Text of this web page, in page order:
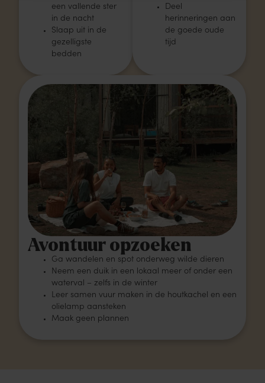
een vallende ster
in de nacht
Slaap uit in de
gezelligste
bedden
Deel
herinneringen aan
de goede oude
tijd
Avontuur opzoeken
Ga wandelen en spot onderweg wilde dieren
Neem een duik in een lokaal meer of onder een
waterval – zelfs in de winter
Leer samen vuur maken in de houtkachel en een
olielamp aansteken
Maak geen plannen